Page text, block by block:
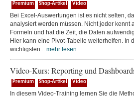
Premium Shop-Artikel Video
Bei Excel-Auswertungen ist es nicht selten,
analysiert werden müssen. Nicht jeder kennt
Formeln und hat die Zeit, die Daten
Hier kann eine Pivot-Tabelle weiterhelfen. In
wichtigsten... mehr lesen
Video-Kurs: Reporting und
Premium Shop-Artikel Video
In diesem Video-Training lernen Sie die